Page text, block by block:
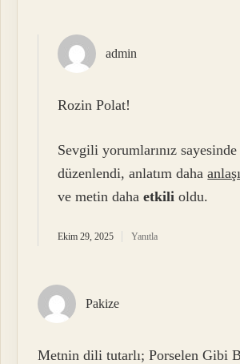
admin
Rozin Polat!
Sevgili yorumlarınız sayesinde
düzenlendi, anlatım daha
ve metin dahaetkili oldu.
Ekim 29, 2025 Yanıtla
Pakize
Metnin dili tutarlı; Porselen Gibi